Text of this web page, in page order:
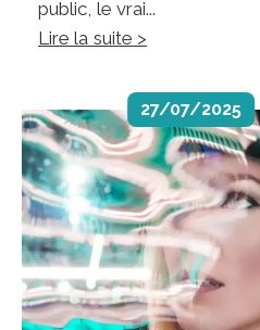
public, le vrai...
Lire la suite >
27/07/2025